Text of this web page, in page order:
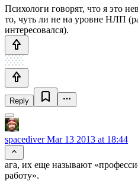
Психологи говорят, что я это
то, чуть ли не на уровне НЛП
интересовался).
Reply
spacediverMar 13 2013 at 18:44
ага, их еще называют
работу».